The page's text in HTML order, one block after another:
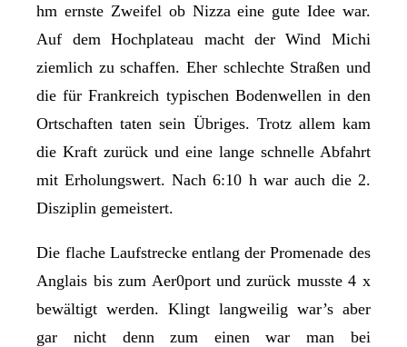
hm ernste Zweifel ob Nizza eine gute Idee war.
Auf dem Hochplateau macht der Wind Michi
ziemlich zu schaffen. Eher schlechte Straßen und
die für Frankreich typischen Bodenwellen in den
Ortschaften taten sein Übriges. Trotz allem kam
die Kraft zurück und eine lange schnelle Abfahrt
mit Erholungswert. Nach 6:10 h war auch die 2.
Disziplin gemeistert.
Die flache Laufstrecke entlang der Promenade des
Anglais bis zum Aer0port und zurück musste 4 x
bewältigt werden. Klingt langweilig war’s aber
gar nicht denn zum einen war man bei